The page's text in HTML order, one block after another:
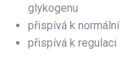
glykogenu
přispívá k
přispívá k regulaci